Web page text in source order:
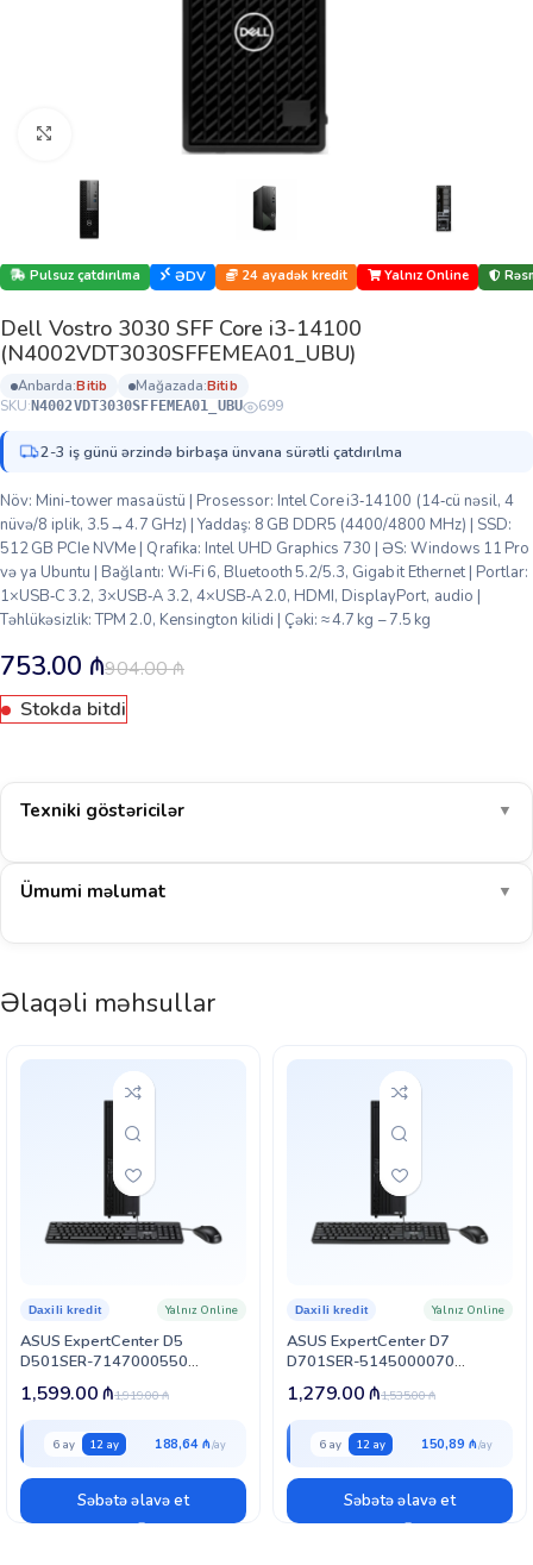
Böyütmək üçün klikləyin
Pulsuz çatdırılma ƏDV 24 ayadək kredit Yalnız Online
Dell Vostro 3030 SFF Core i3-14100
(N4002VDT3030SFFEMEA01_UBU)
anbarda: bi̇ti̇b mağazada: bi̇ti̇b
SKU: N4002VDT3030SFFEMEA01_UBU 699
2-3 iş günü ərzində birbaşa ünvana sürətli çatdırılma
Növ: Mini-tower masaüstü | Prosessor: Intel Core i3‑14100 (14‑cü nəsil, 4
nüvə/8 iplik, 3.5→4.7 GHz) | Yaddaş: 8 GB DDR5 (4400/4800 MHz) | SSD:
512 GB PCIe NVMe | Qrafika: Intel UHD Graphics 730 | ƏS: Windows 11 Pro
və ya Ubuntu | Bağlantı: Wi‑Fi 6, Bluetooth 5.2/5.3, Gigabit Ethernet | Portlar:
1×USB‑C 3.2, 3×USB‑A 3.2, 4×USB‑A 2.0, HDMI, DisplayPort, audio |
Təhlükəsizlik: TPM 2.0, Kensington kilidi | Çəki: ≈ 4.7 kg – 7.5 kg
904.00₼
753.00 ₼
Stokda bitdi
Texniki göstəricilər ▼
Ümumi məlumat ▼
Əlaqəli məhsullar
ASUS ExpertCenter D5
D501SER-7147000550
(90PF05M1-M016A0) Small
Form Factor
Daxili kredit Yalnız Online
1,919.00₼
1,599.00₼
6 ay 12 ay 188,64 ₼
Səbətə əlavə et
ASUS ExpertCenter D7
D701SER-5145000070
90PF05N1-M006F0 Small Form
Factor
Daxili kredit Yalnız Online
1,535.00₼
1,279.00₼
6 ay 12 ay 150,89 ₼
Səbətə əlavə et